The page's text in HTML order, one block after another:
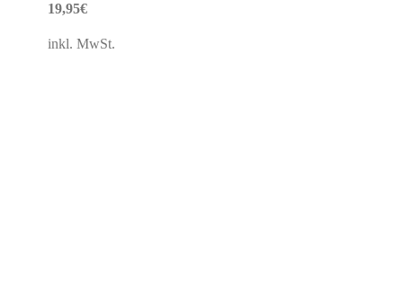
19,95€
inkl. MwSt.